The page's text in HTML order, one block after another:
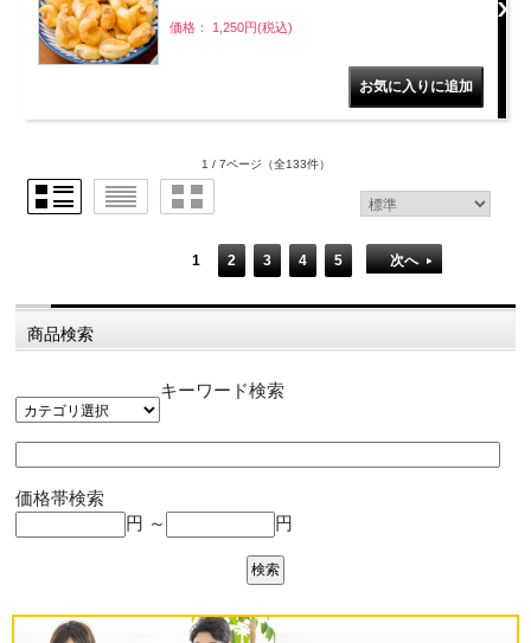
価格： 1,250円(税込)
1 / 7ページ （全133件）
1 2 3 4 5 次へ
商品検索
キーワード検索
価格帯検索
円 ～
円